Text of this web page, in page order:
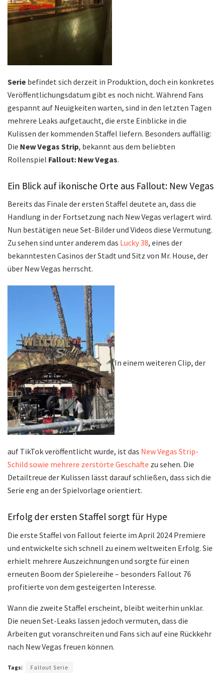
Serie befindet sich derzeit in Produktion, doch ein konkretes
Veröffentlichungsdatum gibt es noch nicht. Während Fans
gespannt auf Neuigkeiten warten, sind in den letzten Tagen
mehrere Leaks aufgetaucht, die erste Einblicke in die
Kulissen der kommenden Staffel liefern. Besonders auffällig:
Die New Vegas Strip, bekannt aus dem beliebten
Rollenspiel Fallout: New Vegas.
Ein Blick auf ikonische Orte aus Fallout: New Vegas
Bereits das Finale der ersten Staffel deutete an, dass die
Handlung in der Fortsetzung nach New Vegas verlagert wird.
Nun bestätigen neue Set-Bilder und Videos diese Vermutung.
Zu sehen sind unter anderem das Lucky 38, eines der
bekanntesten Casinos der Stadt und Sitz von Mr. House, der
über New Vegas herrscht.
In einem weiteren Clip, der
auf TikTok veröffentlicht wurde, ist das New Vegas Strip-
Schild sowie mehrere zerstörte Geschäfte zu sehen. Die
Detailtreue der Kulissen lässt darauf schließen, dass sich die
Serie eng an der Spielvorlage orientiert.
Erfolg der ersten Staffel sorgt für Hype
Die erste Staffel von Fallout feierte im April 2024 Premiere
und entwickelte sich schnell zu einem weltweiten Erfolg. Sie
erhielt mehrere Auszeichnungen und sorgte für einen
erneuten Boom der Spielereihe – besonders Fallout 76
profitierte von dem gesteigerten Interesse.
Wann die zweite Staffel erscheint, bleibt weiterhin unklar.
Die neuen Set-Leaks lassen jedoch vermuten, dass die
Arbeiten gut voranschreiten und Fans sich auf eine Rückkehr
nach New Vegas freuen können.
Tags: Fallout Serie